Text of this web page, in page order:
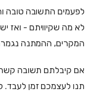
לפעמים התשובה טובה
לא מה שקיוויתם - ואז
המקרים, ההמתנה
אם קיבלתם תשובה
תנו לעצמכם זמן לעבד.